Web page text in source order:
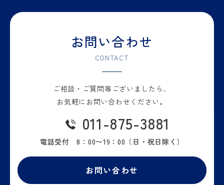
お問い合わせ
CONTACT
ご相談・ご質問等 ございましたら、
お気軽に お問い合わせください。
011-875-3881
電話受付 8：00〜19：00 （日・祝日除く）
お問い合わせ